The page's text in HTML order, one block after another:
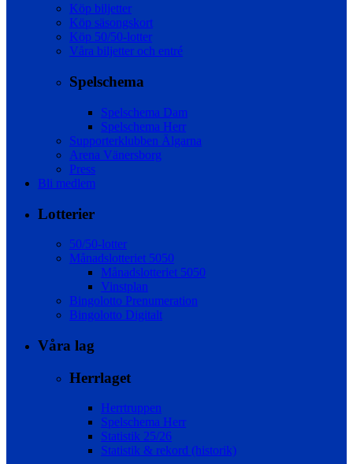
Köp biljetter
Köp säsongskort
Köp 50/50-lotter
Våra biljetter och entré
Spelschema
Spelschema Dam
Spelschema Herr
Supporterklubben Älgarna
Arena Vänersborg
Press
Bli medlem
Lotterier
50/50-lotter
Månadslotteriet 5050
Månadslotteriet 5050
Vinstplan
Bingolotto Prenumeration
Bingolotto Digitalt
Våra lag
Herrlaget
Herrtruppen
Spelschema Herr
Statistik 25/26
Statistik & rekord (historik)